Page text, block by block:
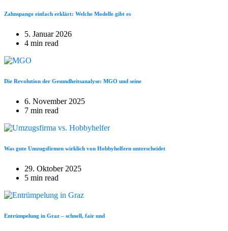
Zahnspange einfach erklärt: Welche Modelle gibt es
5. Januar 2026
4 min read
Die Revolution der Gesundheitsanalyse: MGO und seine
6. November 2025
7 min read
Was gute Umzugsfirmen wirklich von Hobbyhelfern unterscheidet
29. Oktober 2025
5 min read
Entrümpelung in Graz – schnell, fair und